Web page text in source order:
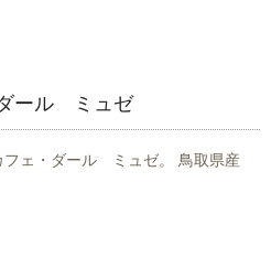
ール ミュゼ
フェ・ダール ミュゼ。 鳥取県産